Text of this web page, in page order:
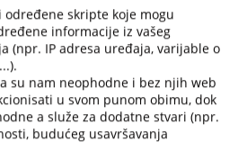
shortcuts
for
changing
dates.
a BiH održane 11. i 12. februara
а BiH održane 15. i 16. januara
skripte koje mogu
informacije iz vašeg
(npr. IP adresa uređaja, varijable o
su nam neophodne i bez njih web
u svom punom obimu, dok
a služe za dodatne stvari (npr.
budućeg usavršavanja